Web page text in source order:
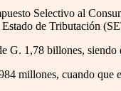
Selectivo al
de Tributación
1,78 billones,
millones, cuando